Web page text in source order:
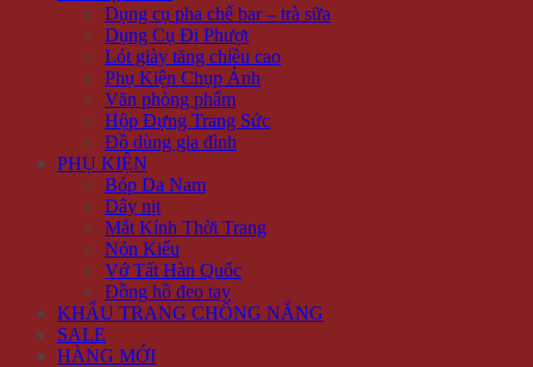
Dụng cụ pha chế bar – trà sữa
Dụng Cụ Đi Phượt
Lót giày tăng chiều cao
Phụ Kiện Chụp Ảnh
Văn phòng phẩm
Hộp Đựng Trang Sức
Đồ dùng gia đình
PHỤ KIỆN
Bóp Da Nam
Dây nịt
Mắt Kính Thời Trang
Nón Kiểu
Vớ Tất Hàn Quốc
Đồng hồ đeo tay
KHẨU TRANG CHỐNG NẮNG
SALE
HÀNG MỚI